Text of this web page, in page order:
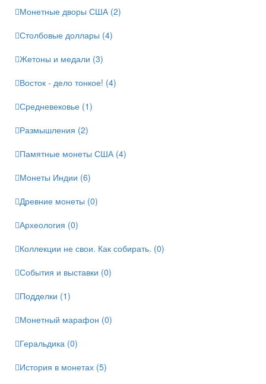
Монетные дворы США (2)
Столбовые доллары (4)
Жетоны и медали (3)
Восток - дело тонкое! (4)
Средневековье (1)
Размышления (2)
Памятные монеты США (4)
Монеты Индии (6)
Древние монеты (0)
Археология (0)
Коллекции не свои. Как собирать. (0)
События и выставки (0)
Подделки (1)
Монетный марафон (0)
Геральдика (0)
История в монетах (5)